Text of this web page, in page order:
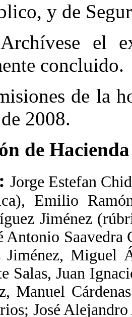
y de
Archívese el
concluido.
de la
2008.
de
Jorge Estefan
Emilio
Jiménez
Antonio
Jiménez, Miguel
Salas, Juan
Manuel
José